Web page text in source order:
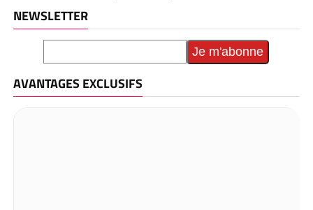
NEWSLETTER
AVANTAGES EXCLUSIFS